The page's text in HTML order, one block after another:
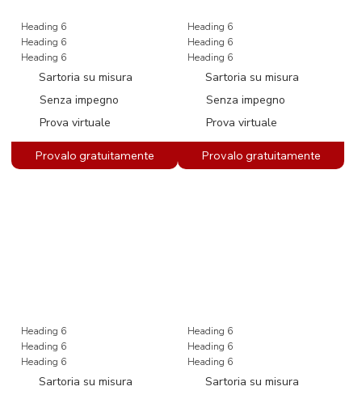
Heading 6
Heading 6
Heading 6
Sartoria su misura
Senza impegno
Prova virtuale
Heading 6
Heading 6
Heading 6
Sartoria su misura
Senza impegno
Prova virtuale
Heading 6
Heading 6
Heading 6
Sartoria su misura
Heading 6
Heading 6
Heading 6
Sartoria su misura